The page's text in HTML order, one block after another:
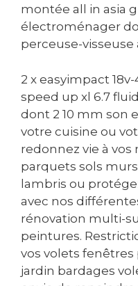
montée all in asia
électroménager
perceuse-visseuse
2 x easyimpact
speed up xl 6.7
dont 2 10 mm son
votre cuisine ou
redonnez vie à
parquets sols
lambris ou
avec nos
rénovation multi-
peintures.
vos volets
jardin bardages